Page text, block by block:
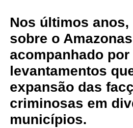
Nos últimos anos,
sobre o
acompanhado
levantamentos
expansão das
criminosas em
municípios.